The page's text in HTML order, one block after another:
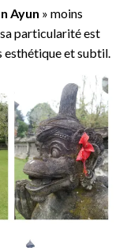
Ayun » moins
particularité est
esthétique et subtil.